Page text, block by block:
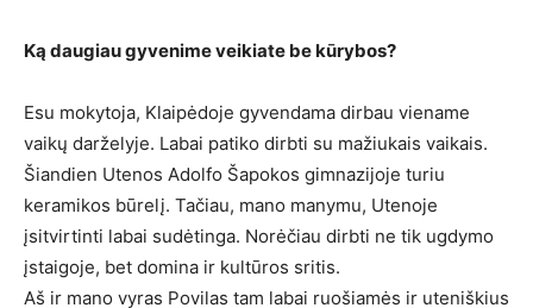
Ką daugiau gyvenime veikiate be kūrybos?
Esu mokytoja, Klaipėdoje gyvendama dirbau viename
vaikų darželyje. Labai patiko dirbti su mažiukais vaikais.
Šiandien Utenos Adolfo Šapokos gimnazijoje turiu
keramikos būrelį. Tačiau, mano manymu, Utenoje
įsitvirtinti labai sudėtinga. Norėčiau dirbti ne tik ugdymo
įstaigoje, bet domina ir kultūros sritis.
Aš ir mano vyras Povilas tam labai ruošiamės ir uteniškius